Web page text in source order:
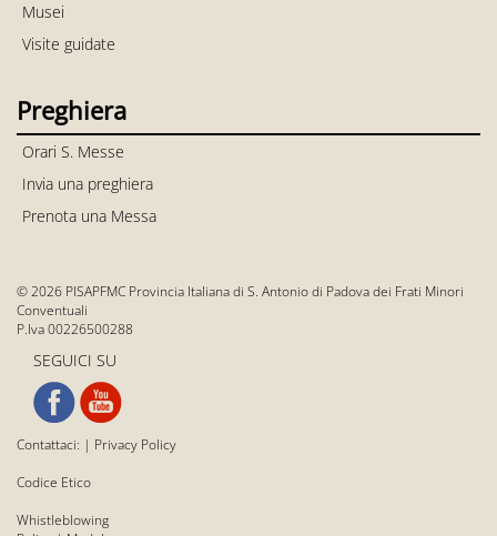
Musei
Visite guidate
Preghiera
Orari S. Messe
Invia una preghiera
Prenota una Messa
© 2026 PISAPFMC Provincia Italiana di S. Antonio di Padova dei Frati Minori
Conventuali
P.Iva 00226500288
SEGUICI SU
Contattaci: | Privacy Policy
Codice Etico
Whistleblowing